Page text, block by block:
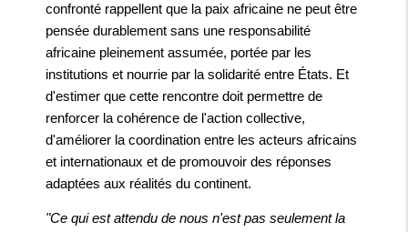
confronté rappellent que la paix africaine ne peut être
pensée durablement sans une responsabilité
africaine pleinement assumée, portée par les
institutions et nourrie par la solidarité entre États. Et
d'estimer que cette rencontre doit permettre de
renforcer la cohérence de l'action collective,
d'améliorer la coordination entre les acteurs africains
et internationaux et de promouvoir des réponses
adaptées aux réalités du continent.
"Ce qui est attendu de nous n'est pas seulement la